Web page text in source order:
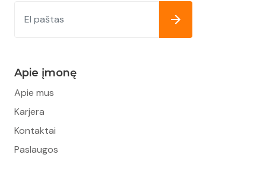
Apie įmonę
Apie mus
Karjera
Kontaktai
Paslaugos